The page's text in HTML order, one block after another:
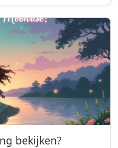
bekijken?